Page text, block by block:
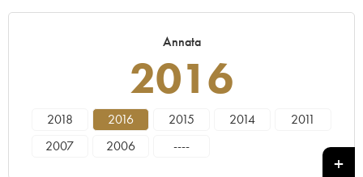
Annata
2016
2018 2016 2015 2014
2011
2007
2006 ----